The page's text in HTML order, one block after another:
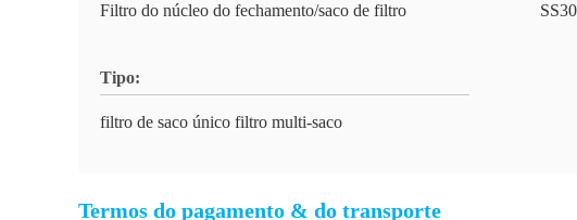
Filtro do núcleo do fechamento/saco de filtro
Tipo:
filtro de saco único filtro multi-saco
Termos do pagamento & do transporte